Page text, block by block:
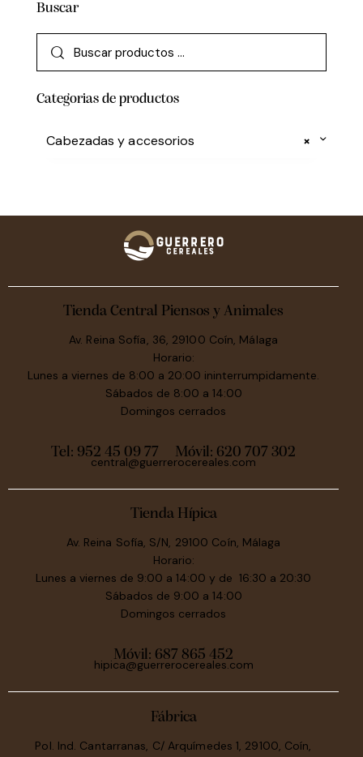
Buscar
Categorias de productos
×
Cabezadas y accesorios
Tienda Central Piensos y Animales
Av. Reina Sofía, 36, 29100 Coín, Málaga
Horario:
Lunes a viernes de 8:00 a 20:00 ininterrumpidamente.
Sábados de 8:00 a 14:00
Domingos cerrados
Tel: 952 45 09 77 Móvil: 620 707 302
central@guerrerocereales.com
Tienda Hípica
Av. Reina Sofía, S/N, 29100 Coín, Málaga
Horario:
Lunes a viernes de 9:00 a 14:00 y de 16:30 a 20:30
Sábados de 9:00 a 14:00
Domingos cerrados
Móvil: 687 865 452
hipica@guerrerocereales.com
Fábrica
Pol. Ind. Cantarranas, C/ Arquímedes 1, 29100, Coín,